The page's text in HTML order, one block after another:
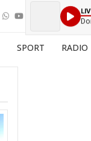
SPORT RADIO